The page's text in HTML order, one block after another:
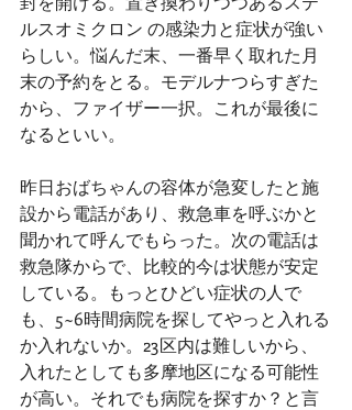
ルスオミクロン の感染力と症状が強い
らしい。悩んだ末、一番早く取れた月
末の予約をとる。モデルナつらすぎた
から、ファイザー一択。これが最後に
なるといい。
昨日おばちゃんの容体が急変したと施
設から電話があり、救急車を呼ぶかと
聞かれて呼んでもらった。次の電話は
救急隊からで、比較的今は状態が安定
している。もっとひどい症状の人で
も、5~6時間病院を探してやっと入れる
か入れないか。23区内は難しいから、
入れたとしても多摩地区になる可能性
が高い。それでも病院を探すか？と言